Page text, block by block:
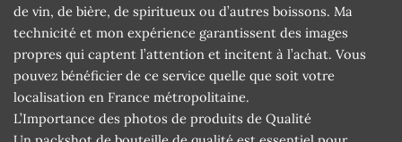
de vin, de bière, de spiritueux ou d’autres boissons. Ma
technicité et mon expérience garantissent des images
propres qui captent l’attention et incitent à l’achat. Vous
pouvez bénéficier de ce service quelle que soit votre
localisation en France métropolitaine.
L’Importance des photos de produits de Qualité